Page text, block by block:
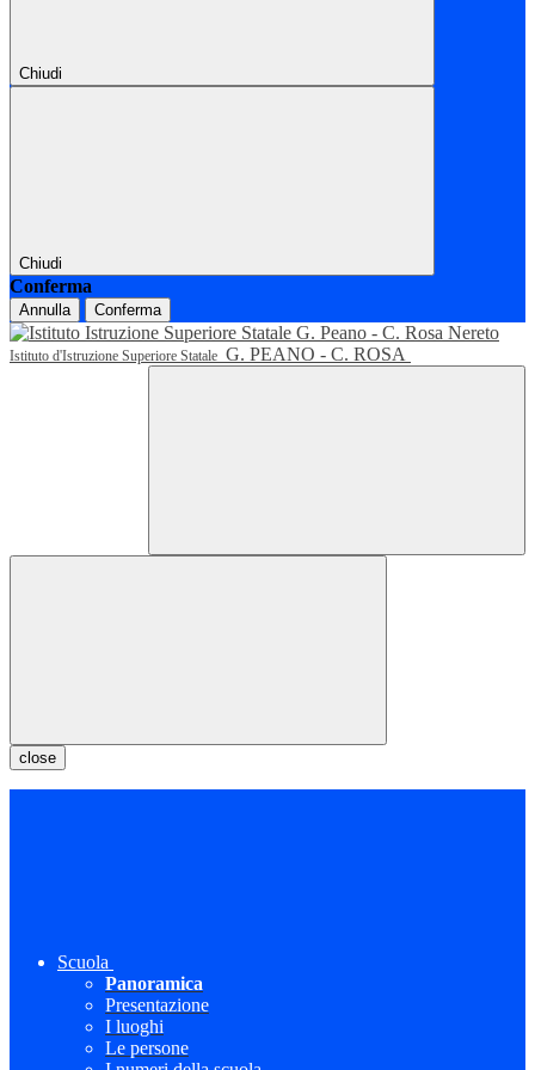
Chiudi
Chiudi
Conferma
Annulla Conferma
Istituto d'Istruzione Superiore Statale G. PEANO - C. ROSA
close
Scuola
Panoramica
Presentazione
I luoghi
Le persone